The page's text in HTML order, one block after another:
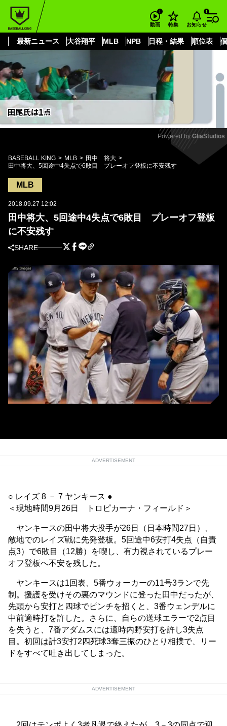
動画 特集 お知らせ
最新ニュース 大谷翔平 MLB NPB 日程・結果 順位表
もっと見る
Mute
Powered by GliaStudios
BASEBALL KING MLB
田中 将大
田中将大、5回途中4失点で6敗目 プレーオフ登板に不安残す
MLB
2018.09.27 12:02
田中将大、5回途中4失点で6敗目 プレーオフ登板
に不安残す
SHARE
ADVERTISEMENT
○ レイズ 8 － 7 ヤンキース ●
＜現地時間9月26日 トロピカーナ・フィールド＞
ヤンキースの田中将大投手が26日（日本時間27日）、
敵地でのレイズ戦に先発登板。5回途中6安打4失点（自責
点3）で6敗目（12勝）を喫し、有力視されているプレー
オフ登板へ不安を残した。
ヤンキースは1回表、5番ウォーカーの11号3ランで先
制。援護を受けその裏のマウンドに登った田中だったが、
先頭から安打と四球でピンチを招くと、3番ウェンデルに
中前適時打を許した。さらに、自らの送球エラーで2点目
を失うと、7番アダムスには適時内野安打を許し3失点
目。初回は計3安打2四死球3奪三振のひとり相撲で、リー
ドをすべて吐き出してしまった。
ADVERTISEMENT